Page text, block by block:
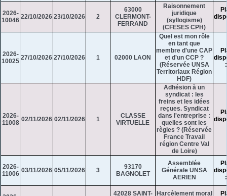
2026-
10046 22/10/2026 23/10/2026 2
63000
CLERMONT-
FERRAND
Raisonnement
juridique
(syllogisme)
(CFESES CPH)
2026-
10025 27/10/2026 27/10/2026 1 02000 LAON
Quel est mon rôle
en tant que
membre d'une CAP
et d'un CCP ?
(Réservée UNSA
Territoriaux Région
HDF)
2026-
11008 02/11/2026 02/11/2026 1
CLASSE
VIRTUELLE
Adhésion à un
syndicat : les
freins et les idées
reçues. Syndicat
dans l'entreprise :
quelles sont les
règles ? (Réservée
France Travail
région Centre Val
de Loire)
2026-
11006 03/11/2026 05/11/2026 3
93170
BAGNOLET
Assemblée
Générale UNSA
AERIEN
42028 SAINT-
Harcèlement moral